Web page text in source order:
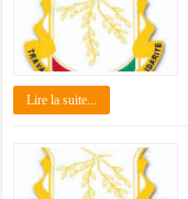
Lire la suite...